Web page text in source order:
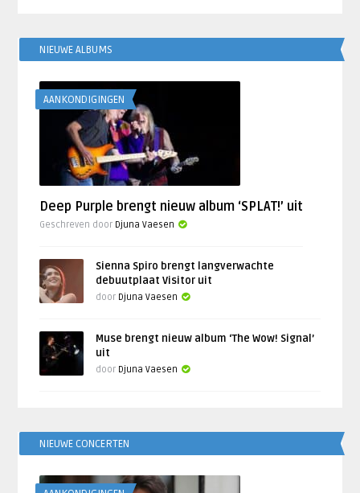
NIEUWE ALBUMS
AANKONDIGINGEN
Deep Purple brengt nieuw album ‘SPLAT!’ uit
Geschreven door Djuna Vaesen
Sienna Spiro brengt langverwachte
debuutplaat Visitor uit
door Djuna Vaesen
Muse brengt nieuw album ‘The Wow! Signal’
uit
door Djuna Vaesen
NIEUWE CONCERTEN